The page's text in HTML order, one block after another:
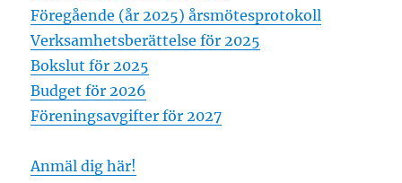
Föregående (år 2025) årsmötesprotokoll
Verksamhetsberättelse för 2025
Bokslut för 2025
Budget för 2026
Föreningsavgifter för 2027
Anmäl dig här!